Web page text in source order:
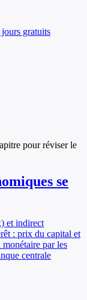
jours gratuits
pour réviser le
se
et indirect
: prix du capital et
par les
centrale